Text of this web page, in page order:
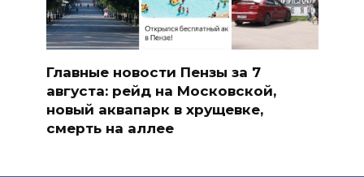
Главные новости Пензы за 7
августа: рейд на Московской,
новый аквапарк в хрущевке,
смерть на аллее